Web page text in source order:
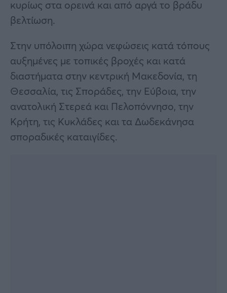
κυρίως στα ορεινά και από αργά το βράδυ
βελτίωση.
Στην υπόλοιπη χώρα νεφώσεις κατά τόπους
αυξημένες με τοπικές βροχές και κατά
διαστήματα στην κεντρική Μακεδονία, τη
Θεσσαλία, τις Σποράδες, την Εύβοια, την
ανατολική Στερεά και Πελοπόννησο, την
Κρήτη, τις Κυκλάδες και τα Δωδεκάνησα
σποραδικές καταιγίδες.